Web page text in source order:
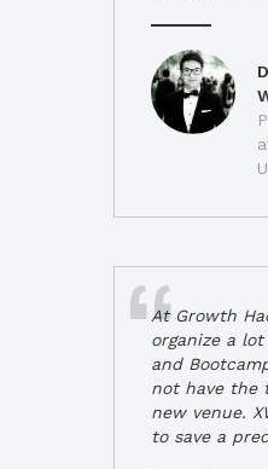
At Growth
organize a
and
not have the
new venue.
to save a